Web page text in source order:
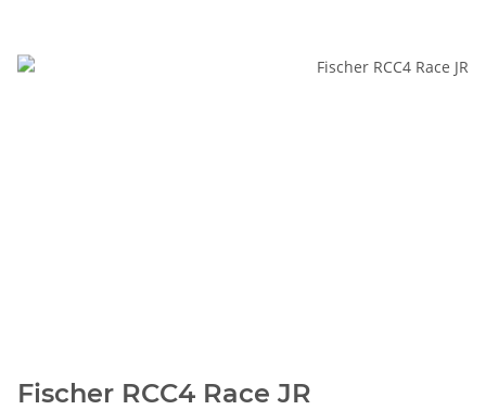
Fischer RCC4 Race JR